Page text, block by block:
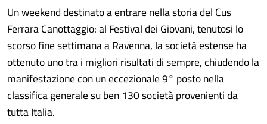
Un weekend destinato a entrare nella storia del Cus
Ferrara Canottaggio: al Festival dei Giovani, tenutosi lo
scorso fine settimana a Ravenna, la società estense ha
ottenuto uno tra i migliori risultati di sempre, chiudendo la
manifestazione con un eccezionale 9° posto nella
classifica generale su ben 130 società provenienti da
tutta Italia.